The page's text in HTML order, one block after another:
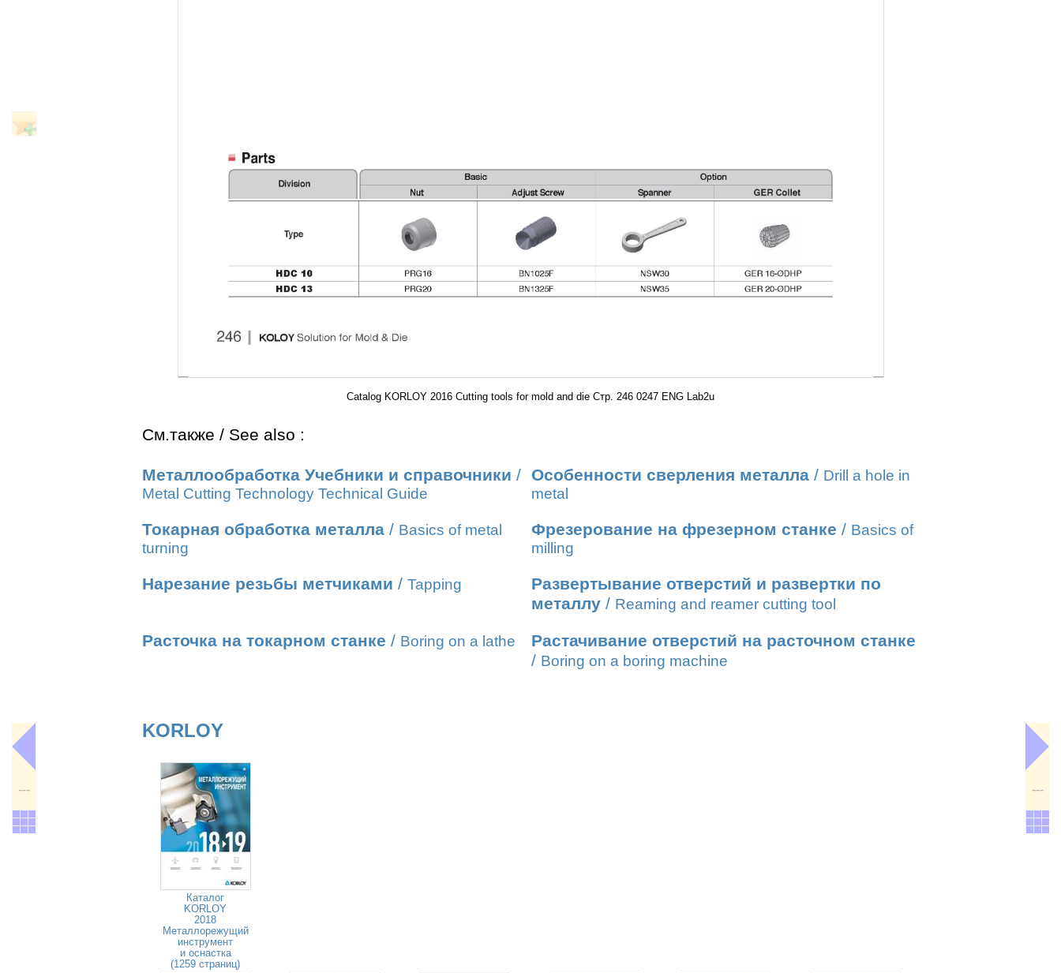
Catalog KORLOY 2016 Cutting tools for mold and die Стр. 246 0247 ENG Lab2u
См.также / See also :
Металлообработка Учебники и справочники /
Metal Cutting Technology Technical Guide
Особенности сверления металла / Drill a hole in
metal
Токарная обработка металла / Basics of metal
turning
Фрезерование на фрезерном станке / Basics of
milling
Нарезание резьбы метчиками / Tapping
Развертывание отверстий и развертки по
металлу / Reaming and reamer cutting tool
Расточка на токарном станке / Boring on a lathe
Растачивание отверстий на расточном станке
/ Boring on a boring machine
KORLOY
Каталог
KORLOY
2018
Металлорежущий
инструмент
и оснастка
(1259 страниц)
--- ---